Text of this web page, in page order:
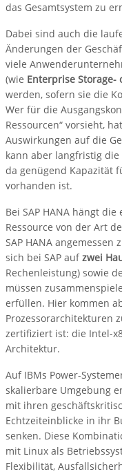
das Gesamtsystem zu
Dabei sind auch die
Änderungen der
viele
(wie Enterprise Storage-
werden, sofern sie die
Wer für die
Ressourcen“ vorsieht,
Auswirkungen auf die
kann aber langfristig
da genügend Kapazität
vorhanden ist.
Bei SAP HANA hängt
Ressource von der Art
SAP HANA
sich bei SAP aufzwei
Rechenleistung) sowie
müssen
erfüllen. Hier kommen
Prozessorarchitekturen
zertifiziert ist: die Intel-
Architektur.
Auf IBMs Power-
skalierbare Umgebung
mit ihren
Echtzeiteinblicke in ihr
senken. Diese
mit Linux als
Flexibilität,